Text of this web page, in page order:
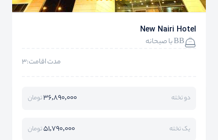
New Nairi Hotel
BB با صبحانه
مدت اقامت:3
دو تخته 36,890,000تومان
یک تخته 51,790,000تومان